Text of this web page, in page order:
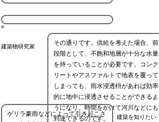
建築物研究家
その通りです。供給を考えた場合、前
段階として、不飽和地層が十分な水量
を持っていることが必要です。コンク
リートやアスファルトで地表を覆って
しまっても、雨水浸透枡があれば効率
的に地中に浸透させることができるよ
うになり、時間をかけて河川などにも
到達できるのです。
建築を知りたい
ゲリラ豪雨などによって引き起こさ